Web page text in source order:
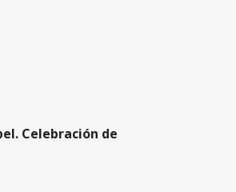
Celebración de